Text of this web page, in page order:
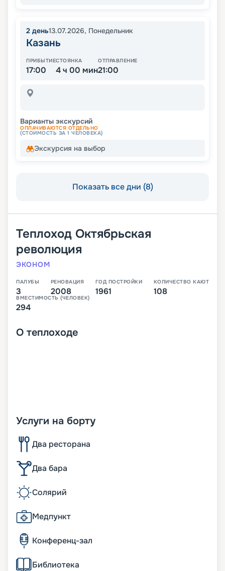
2 день13.07.2026, Понедельник
Казань
ПРИБЫТИЕ
17:00
СТОЯНКА
4 ч 00 мин
ОТПРАВЛЕНИЕ
21:00
Варианты экскурсий
ОПЛАЧИВАЮТСЯ ОТДЕЛЬНО
(СТОИМОСТЬ ЗА 1 ЧЕЛОВЕКА)
Экскурсия на выбор
Показать все дни (8)
Теплоход Октябрьская
революция
ЭКОНОМ
ПАЛУБЫ
3
РЕНОВАЦИЯ
2008
ГОД ПОСТРОЙКИ
1961
КОЛИЧЕСТВО КАЮТ
108
ВМЕСТИМОСТЬ (ЧЕЛОВЕК)
294
О теплоходе
Услуги на борту
Два ресторана
Два бара
Солярий
Медпункт
Конференц-зал
Библиотека